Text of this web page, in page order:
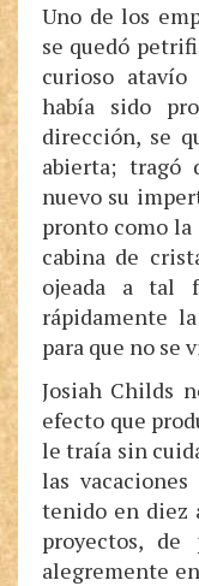
Uno de los
se quedó
curioso
había sido
dirección, se
abierta; tragó
nuevo su
pronto como la
cabina de
ojeada a tal
rápidamente
para que no se
Josiah Childs
efecto que
le traía sin
las
tenido en diez
proyectos, de
alegremente